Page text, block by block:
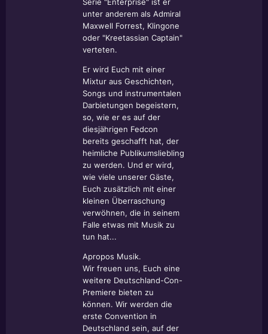
unter anderem als Admiral
Maxwell Forrest, Klingone
oder "Kreetassian Captain"
verteten.
Er wird Euch mit einer
Mixtur aus Geschichten,
Songs und instrumentalen
Darbietungen begeistern,
so, wie er es auf der
diesjährigen Fedcon
bereits geschafft hat, der
heimliche Publikumsliebling
zu werden. Und er wird,
wie viele unserer Gäste,
Euch zusätzlich mit einer
kleinen Überraschung
verwöhnen, die in seinem
Falle etwas mit Musik zu
tun hat...
Apropos Musik.
Wir freuen uns, Euch eine
weitere Deutschland-Con-
Premiere bieten zu
können. Wir werden die
erste Convention in
Deutschland sein, auf der